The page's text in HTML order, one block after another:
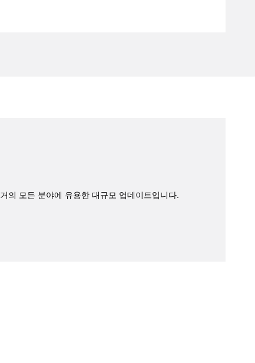
거의 모든 분야에 유용한 대규모 업데이트입니다.